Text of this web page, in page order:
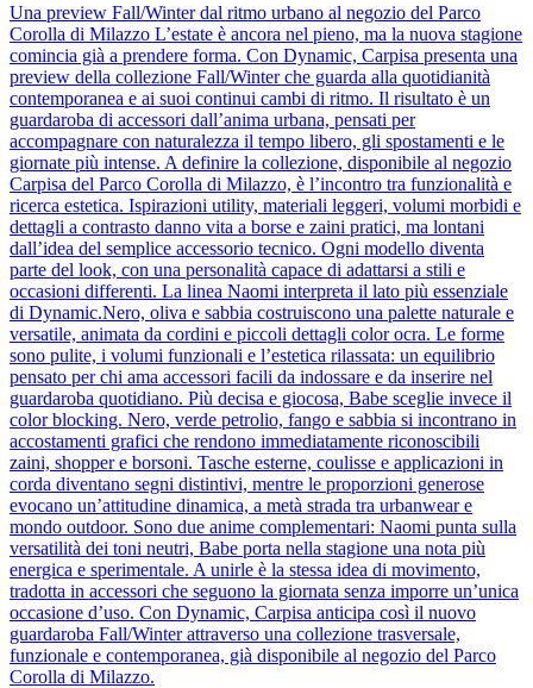
Una preview Fall/Winter dal ritmo urbano al negozio del Parco
Corolla di Milazzo L’estate è ancora nel pieno, ma la nuova stagione
comincia già a prendere forma. Con Dynamic, Carpisa presenta una
preview della collezione Fall/Winter che guarda alla quotidianità
contemporanea e ai suoi continui cambi di ritmo. Il risultato è un
guardaroba di accessori dall’anima urbana, pensati per
accompagnare con naturalezza il tempo libero, gli spostamenti e le
giornate più intense. A definire la collezione, disponibile al negozio
Carpisa del Parco Corolla di Milazzo, è l’incontro tra funzionalità e
ricerca estetica. Ispirazioni utility, materiali leggeri, volumi morbidi e
dettagli a contrasto danno vita a borse e zaini pratici, ma lontani
dall’idea del semplice accessorio tecnico. Ogni modello diventa
parte del look, con una personalità capace di adattarsi a stili e
occasioni differenti. La linea Naomi interpreta il lato più essenziale
di Dynamic.Nero, oliva e sabbia costruiscono una palette naturale e
versatile, animata da cordini e piccoli dettagli color ocra. Le forme
sono pulite, i volumi funzionali e l’estetica rilassata: un equilibrio
pensato per chi ama accessori facili da indossare e da inserire nel
guardaroba quotidiano. Più decisa e giocosa, Babe sceglie invece il
color blocking. Nero, verde petrolio, fango e sabbia si incontrano in
accostamenti grafici che rendono immediatamente riconoscibili
zaini, shopper e borsoni. Tasche esterne, coulisse e applicazioni in
corda diventano segni distintivi, mentre le proporzioni generose
evocano un’attitudine dinamica, a metà strada tra urbanwear e
mondo outdoor. Sono due anime complementari: Naomi punta sulla
versatilità dei toni neutri, Babe porta nella stagione una nota più
energica e sperimentale. A unirle è la stessa idea di movimento,
tradotta in accessori che seguono la giornata senza imporre un’unica
occasione d’uso. Con Dynamic, Carpisa anticipa così il nuovo
guardaroba Fall/Winter attraverso una collezione trasversale,
funzionale e contemporanea, già disponibile al negozio del Parco
Corolla di Milazzo.